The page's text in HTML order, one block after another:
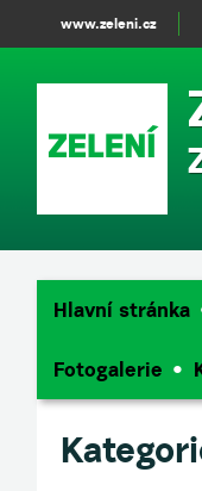
Hlavní stránka
Fotogalerie
www.zeleni.cz